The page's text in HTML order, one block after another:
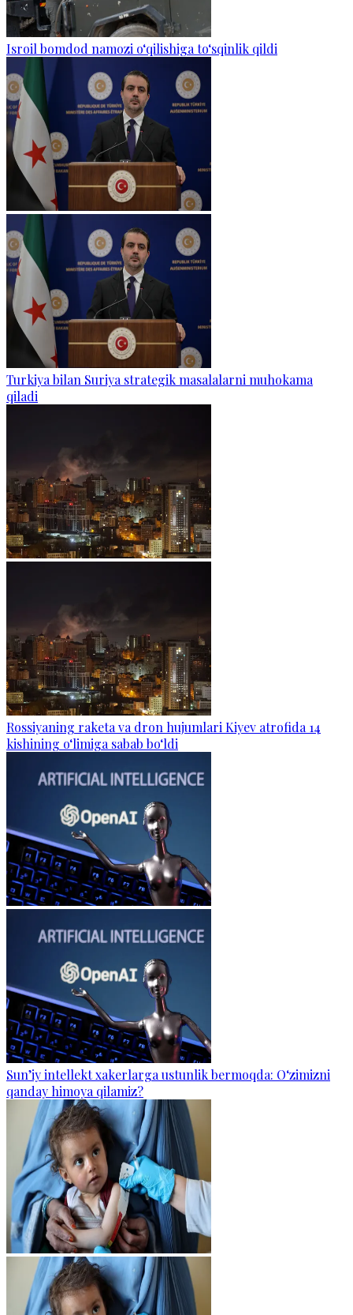
Isroil bomdod namozi o‘qilishiga to‘sqinlik qildi
Turkiya bilan Suriya strategik masalalarni muhokama
qiladi
Rossiyaning raketa va dron hujumlari Kiyev atrofida 14
kishining o‘limiga sabab bo‘ldi
Sun’iy intellekt xakerlarga ustunlik bermoqda: O‘zimizni
qanday himoya qilamiz?